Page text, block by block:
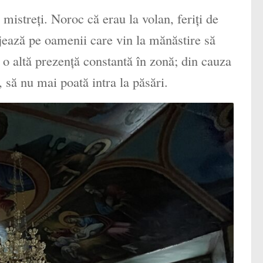
Noroc că erau la volan, feriţi de
pe oamenii care vin la mănăstire să
altă prezenţă constantă în zonă; din cauza
nu mai poată intra la păsări.